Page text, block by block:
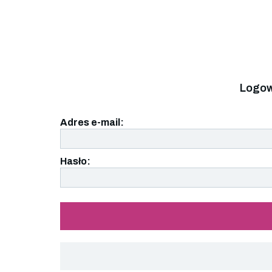
Adres e-mail:
Hasło: